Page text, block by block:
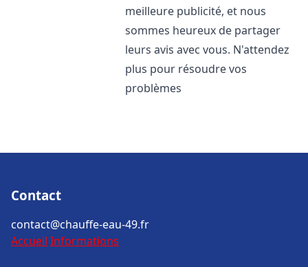
meilleure publicité, et nous
sommes heureux de partager
leurs avis avec vous. N'attendez
plus pour résoudre vos
problèmes
Contact
contact@chauffe-eau-49.fr
Accueil Informations